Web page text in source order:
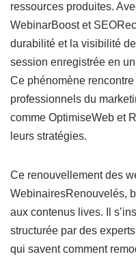
ressources produites.
WebinarBoost et
durabilité et la visibilité
session enregistrée en
Ce phénomène
professionnels du
comme OptimiseWeb et
leurs stratégies.
Ce renouvellement des
WebinairesRenouvelés,
aux contenus lives. Il
structurée par des
qui savent comment